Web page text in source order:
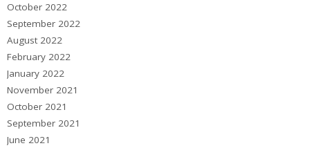
October 2022
September 2022
August 2022
February 2022
January 2022
November 2021
October 2021
September 2021
June 2021